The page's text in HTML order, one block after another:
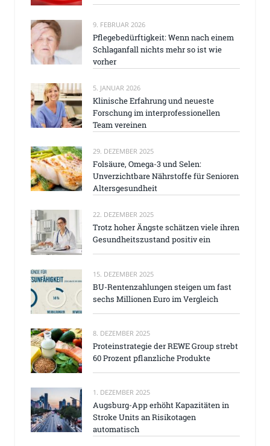
9. FEBRUAR 2026
Pflegebedürftigkeit: Wenn nach einem
Schlaganfall nichts mehr so ist wie
vorher
5. JANUAR 2026
Klinische Erfahrung und neueste
Forschung im interprofessionellen
Team vereinen
29. DEZEMBER 2025
Folsäure, Omega-3 und Selen:
Unverzichtbare Nährstoffe für Senioren
Altersgesundheit
22. DEZEMBER 2025
Trotz hoher Ängste schätzen viele ihren
Gesundheitszustand positiv ein
15. DEZEMBER 2025
BU-Rentenzahlungen steigen um fast
sechs Millionen Euro im Vergleich
8. DEZEMBER 2025
Proteinstrategie der REWE Group strebt
60 Prozent pflanzliche Produkte
1. DEZEMBER 2025
Augsburg-App erhöht Kapazitäten in
Stroke Units an Risikotagen
automatisch